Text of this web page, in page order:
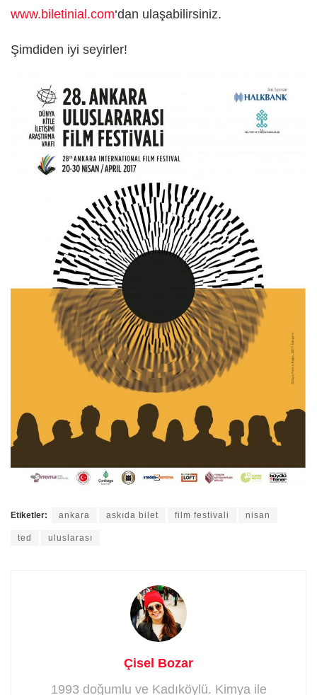
www.biletinial.com‘dan ulaşabilirsiniz.
Şimdiden iyi seyirler!
Etiketler: ankara askıda bilet film festivali nisan
ted uluslarası
Çisel Bozar
1993 doğumlu ve Kadıköylü. Kimya ile